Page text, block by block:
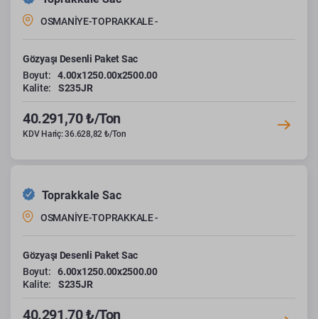
OSMANİYE-TOPRAKKALE -
Gözyaşı Desenli Paket Sac
Boyut:
4.00x1250.00x2500.00
Kalite:
S235JR
40.291,70 ₺/Ton
KDV Hariç: 36.628,82 ₺/Ton
Toprakkale Sac
OSMANİYE-TOPRAKKALE -
Gözyaşı Desenli Paket Sac
Boyut:
6.00x1250.00x2500.00
Kalite:
S235JR
40.291,70 ₺/Ton